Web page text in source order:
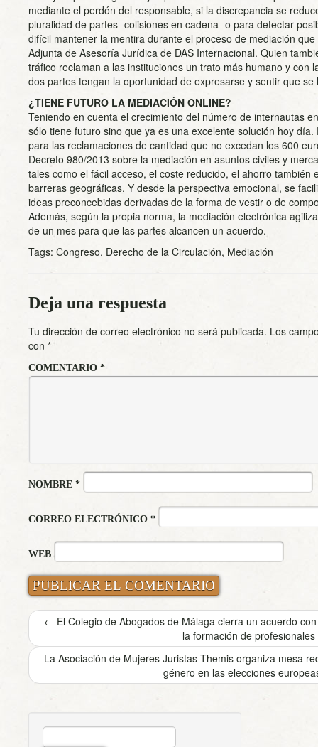
mediante el perdón del responsable, si la discrepancia se
pluralidad de partes -colisiones en cadena- o para detectar
difícil mantener la mentira durante el proceso de mediación
Adjunta de Asesoría Jurídica de DAS Internacional. Quien
tráfico reclaman a las instituciones un trato más humano y con
dos partes tengan la oportunidad de expresarse y sentir que se
¿TIENE FUTURO LA MEDIACIÓN ONLINE?
Teniendo en cuenta el crecimiento del número de internautas
sólo tiene futuro sino que ya es una excelente solución hoy
para las reclamaciones de cantidad que no excedan los 600
Decreto 980/2013 sobre la mediación en asuntos civiles y
tales como el fácil acceso, el coste reducido, el ahorro también
barreras geográficas. Y desde la perspectiva emocional, se
ideas preconcebidas derivadas de la forma de vestir o de
Además, según la propia norma, la mediación electrónica
de un mes para que las partes alcancen un acuerdo.
Tags: Congreso, Derecho de la Circulación, Mediación
Deja una respuesta
Tu dirección de correo electrónico no será publicada. Los
con *
COMENTARIO *
NOMBRE *
CORREO ELECTRÓNICO *
WEB
← El Colegio de Abogados de Málaga cierra un acuerdo
la formación de profesionales
La Asociación de Mujeres Juristas Themis organiza mesa
género en las elecciones
BUSCAR: